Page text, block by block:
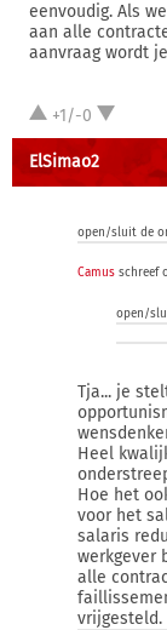
eenvoudig. Als
aan alle
aanvraag wordt
+1/-0
ElSimao2
open/sluit de
Camus schreef
open/
Tja... je
Heel
Hoe het
voor het
salaris
werkgever
alle
vrijgesteld.